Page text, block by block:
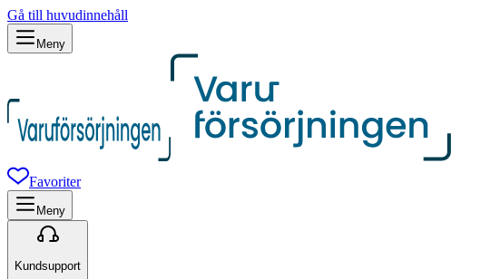
Gå till huvudinnehåll
Meny
Favoriter
Meny
Kundsupport